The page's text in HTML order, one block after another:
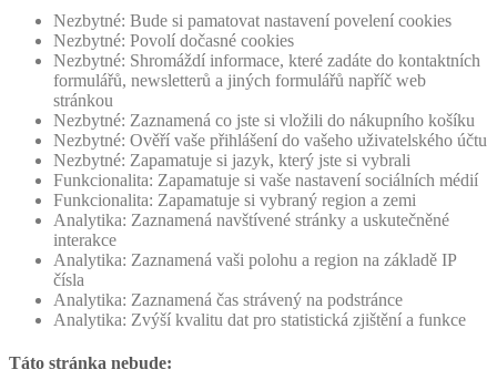
Nezbytné: Bude si pamatovat nastavení povelení cookies
Nezbytné: Povolí dočasné cookies
Nezbytné: Shromáždí informace, které zadáte do kontaktních
formulářů, newsletterů a jiných formulářů napříč web
stránkou
Nezbytné: Zaznamená co jste si vložili do nákupního košíku
Nezbytné: Ověří vaše přihlášení do vašeho uživatelského účtu
Nezbytné: Zapamatuje si jazyk, který jste si vybrali
Funkcionalita: Zapamatuje si vaše nastavení sociálních médií
Funkcionalita: Zapamatuje si vybraný region a zemi
Analytika: Zaznamená navštívené stránky a uskutečněné
interakce
Analytika: Zaznamená vaši polohu a region na základě IP
čísla
Analytika: Zaznamená čas strávený na podstránce
Analytika: Zvýší kvalitu dat pro statistická zjištění a funkce
Táto stránka nebude: